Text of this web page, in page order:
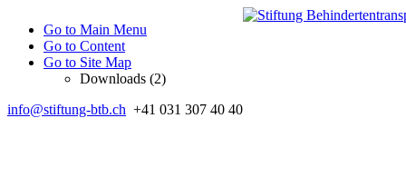
Go to Main Menu
Go to Content
Go to Site Map
Downloads (2)
info@stiftung-btb.ch +41 031 307 40 40